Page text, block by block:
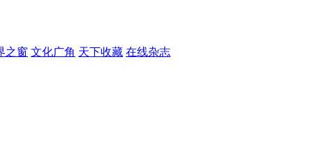
之窗 文化广角 天下收藏 在线杂志